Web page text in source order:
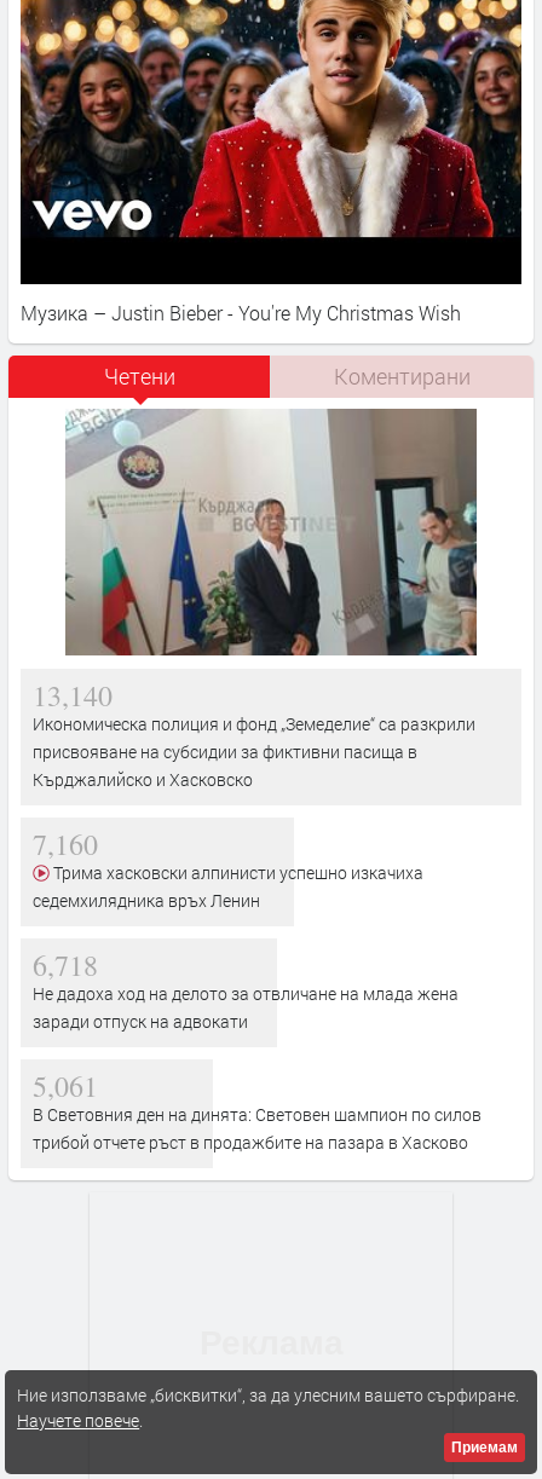
Музика – Justin Bieber - You're My Christmas Wish
Четени Коментирани
13,140
Икономическа полиция и фонд „Земеделие“ са разкрили
присвояване на субсидии за фиктивни пасища в
Кърджалийско и Хасковско
7,160
седемхилядника връх Ленин
6,718
Не дадоха ход на делото за отвличане на млада жена
заради отпуск на адвокати
5,061
В Световния ден на динята: Световен шампион по силов
трибой отчете ръст в продажбите на пазара в Хасково
Ние използваме „бисквитки“, за да улесним вашето сърфиране.
Научете повече.
Приемам